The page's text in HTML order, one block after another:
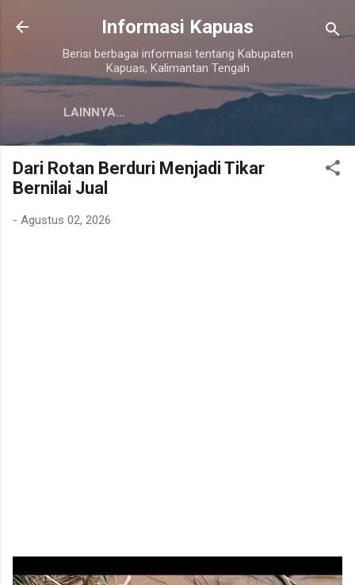
Langsung ke konten utama
Informasi Kapuas
Berisi berbagai informasi tentang Kabupaten
Kapuas, Kalimantan Tengah
LAINNYA…
Dari Rotan Berduri Menjadi Tikar
Bernilai Jual
- Agustus 02, 2026